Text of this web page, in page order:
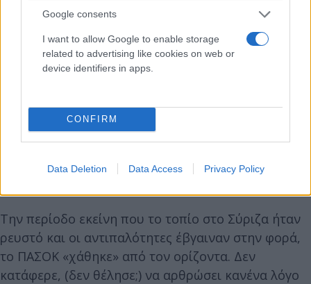
Google consents
I want to allow Google to enable storage
related to advertising like cookies on web or
device identifiers in apps.
CONFIRM
Data Deletion Data Access Privacy Policy
απογοητευθήκαν από τον Σύριζα, φάνηκε και στην
περίοδο της εσωκομματικής κόντρας στο κόμμα
την εκλογή Κασσελάκη.
Την περίοδο εκείνη που το τοπίο στο Σύριζα ήταν
ρευστό και οι αντιπαλότητες έβγαιναν στην φορά,
το ΠΑΣΟΚ «χάθηκε» από τον ορίζοντα. Δεν
κατάφερε, (δεν θέλησε;) να αρθρώσει κανένα λόγο